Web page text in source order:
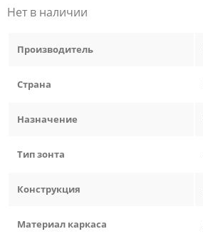
Нет в наличии
Производитель
Страна
Назначение
Тип зонта
Конструкция
Материал каркаса